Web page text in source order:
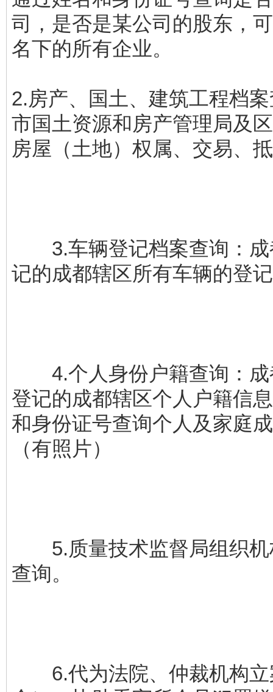
司，是否是某公司的股东，
名下的所有企业。
2.房产、国土、建筑工程档
市国土资源和房产管理局及
房屋（土地）权属、交易、
3.车辆登记档案查询：成
记的成都辖区所有车辆的登
4.个人身份户籍查询：成
登记的成都辖区个人户籍信
和身份证号查询个人及家庭
（有照片）
5.质量技术监督局组织机
查询。
6.代为法院、仲裁机构立